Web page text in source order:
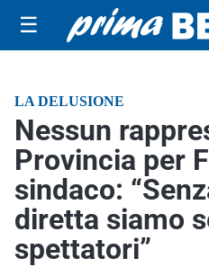
☰
LA DELUSIONE
Nessun
Provincia per
sindaco:
diretta siamo
spettatori”